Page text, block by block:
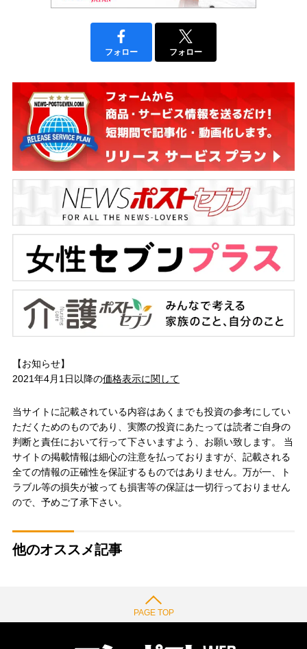
フォロー フォロー
【お知らせ】
2021年4月1日以降の価格表示に関して
当サイトに記載されている内容はあくまでも投資の参考にしてい
ただくためのものであり、実際の投資にあたっては読者ご自身の
判断と責任において行って下さいますよう、お願い致します。 当
サイトの掲載情報は細心の注意を払っておりますが、記載される
全ての情報の正確性を保証するものではありません。万が一、ト
ラブル等の損失が被っても損害等の保証は一切行っておりません
ので、予めご了承下さい。
他のオススメ記事
PAGE TOP